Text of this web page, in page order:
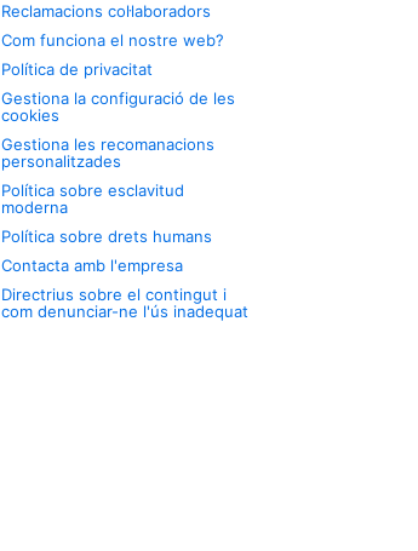
Reclamacions col·laboradors
Com funciona el nostre web?
Política de privacitat
Gestiona la configuració de les
cookies
Gestiona les recomanacions
personalitzades
Política sobre esclavitud
moderna
Política sobre drets humans
Contacta amb l'empresa
Directrius sobre el contingut i
com denunciar-ne l'ús inadequat